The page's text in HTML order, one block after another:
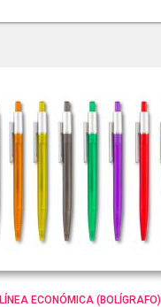
LÍNEA ECONÓMICA (BOLÍGRAFO)